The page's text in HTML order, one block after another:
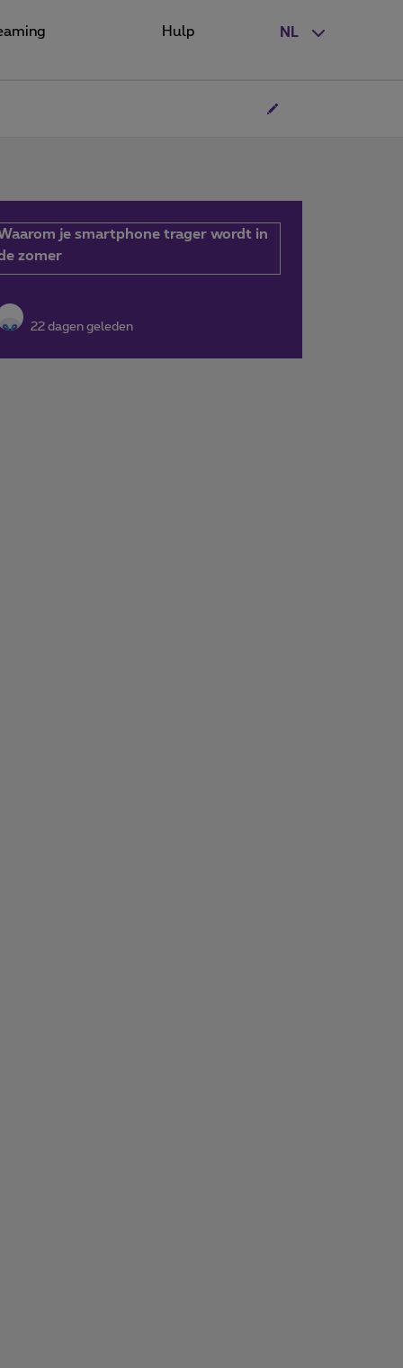
NL
Hulp
je smartphone trager wordt in
zomer
22 dagen geleden